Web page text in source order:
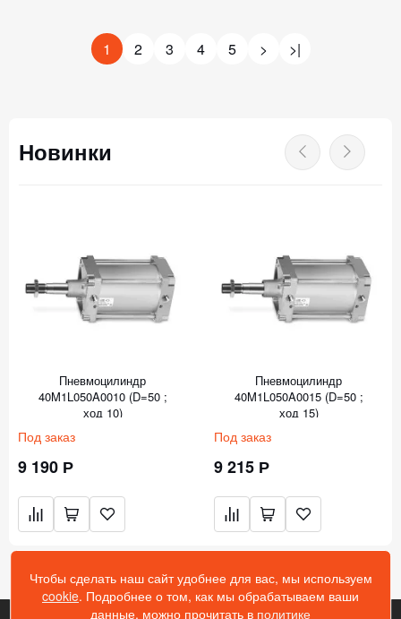
1 2 3 4 5 > >|
Новинки
Пневмоцилиндр
40M1L050A0010 (D=50 ;
ход 10)
Под заказ
9 190 Р
Пневмоцилиндр
40M1L050A0015 (D=50 ;
ход 15)
Под заказ
9 215 Р
Чтобы сделать наш сайт удобнее для вас, мы используем
cookie. Подробнее о том, как мы обрабатываем ваши
данные, можно прочитать в политике